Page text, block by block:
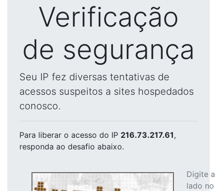
Verificação
de segurança
Seu IP fez diversas tentativas de
acessos suspeitos a sites hospedados
conosco.
Para liberar o acesso do IP 216.73.217.61,
responda ao desafio abaixo.
Digite
lado no